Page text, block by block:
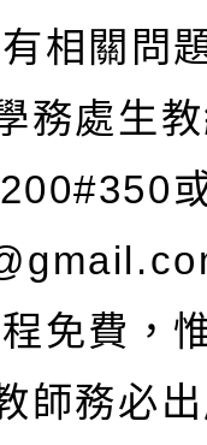
相關問
務處生
免費，
師務必